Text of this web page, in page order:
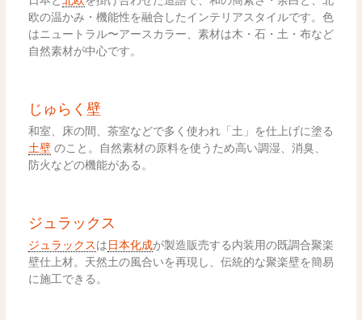
欧の温かみ・機能性を融合したインテリアスタイルです。色
はニュートラル〜アースカラー、素材は木・石・土・布など
自然素材が中心です。
じゅらく壁
和室、床の間、茶室などで多く使われ「土」を仕上げに塗る
土壁のこと。自然素材の原料を使うため高い調湿、消臭、
防火などの機能がある。
ジュラックス
ジュラックスは日本化成が製造販売する内装用の既調合聚楽
壁仕上材。天然土の風合いを再現し、伝統的な聚楽壁を簡易
に施工できる。